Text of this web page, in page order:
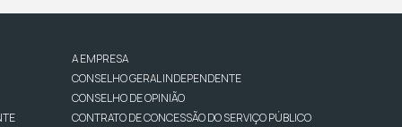
A EMPRESA
CONSELHO GERAL INDEPENDENTE
CONSELHO DE OPINIÃO
CONTRATO DE CONCESSÃO DO SERVIÇO PÚBLICO